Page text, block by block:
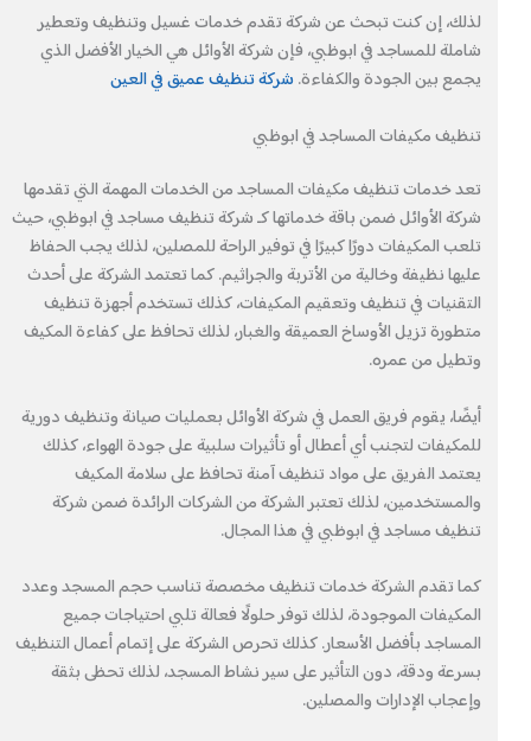
لذلك، إن كنت تبحث عن شركة تقدم خدمات غسيل وتنظيف وتعطير
شاملة للمساجد في ابوظبي، فإن شركة الأوائل هي الخيار الأفضل الذي
يجمع بين الجودة والكفاءة.شركة تنظيف عميق في العين
تنظيف مكيفات المساجد في ابوظبي
تعد خدمات تنظيف مكيفات المساجد من الخدمات المهمة التي تقدمها
شركة الأوائل ضمن باقة خدماتها كـ شركة تنظيف مساجد في ابوظبي، حيث
تلعب المكيفات دورًا كبيرًا في توفير الراحة للمصلين، لذلك يجب الحفاظ
عليها نظيفة وخالية من الأتربة والجراثيم. كما تعتمد الشركة على أحدث
التقنيات في تنظيف وتعقيم المكيفات، كذلك تستخدم أجهزة تنظيف
متطورة تزيل الأوساخ العميقة والغبار، لذلك تحافظ على كفاءة المكيف
وتطيل من عمره.
أيضًا، يقوم فريق العمل في شركة الأوائل بعمليات صيانة وتنظيف دورية
للمكيفات لتجنب أي أعطال أو تأثيرات سلبية على جودة الهواء، كذلك
يعتمد الفريق على مواد تنظيف آمنة تحافظ على سلامة المكيف
والمستخدمين، لذلك تعتبر الشركة من الشركات الرائدة ضمن شركة
تنظيف مساجد في ابوظبي في هذا المجال.
كما تقدم الشركة خدمات تنظيف مخصصة تناسب حجم المسجد وعدد
المكيفات الموجودة، لذلك توفر حلولًا فعالة تلبي احتياجات جميع
المساجد بأفضل الأسعار. كذلك تحرص الشركة على إتمام أعمال التنظيف
بسرعة ودقة، دون التأثير على سير نشاط المسجد، لذلك تحظى بثقة
وإعجاب الإدارات والمصلين.